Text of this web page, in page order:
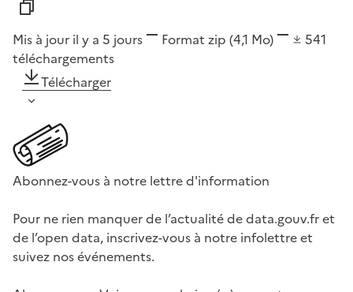
Mis à jour il y a 5 jours Format zip (4,1 Mo)
541
téléchargements
Télécharger
Abonnez-vous à notre lettre d'information
Pour ne rien manquer de l’actualité de data.gouv.fr et
de l’open data, inscrivez-vous à notre infolettre et
suivez nos événements.